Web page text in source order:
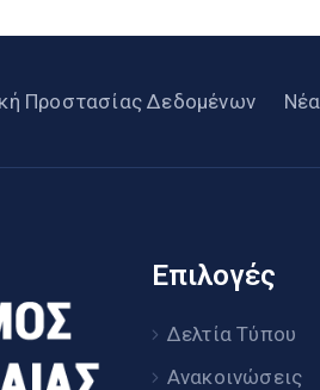
Προστασίας Δεδομένων Νέα
Επιλογές
Δελτία Τύπου
Ανακοινώσεις